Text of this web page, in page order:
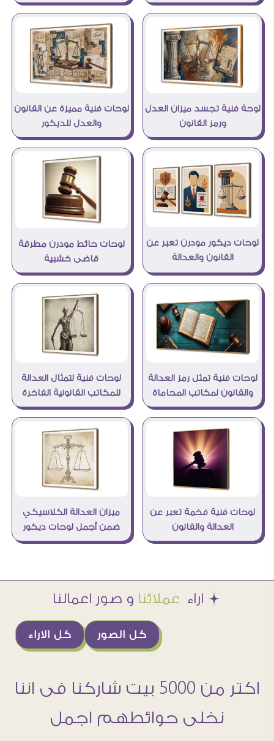
لوحة فنية تجسد ميزان العدل
ورمز القانون
لوحات فنية مميزة عن القانون
والعدل للديكور
لوحات ديكور مودرن تعبر عن
القانون والعدالة
لوحات حائط مودرن مطرقة
قاضى خشبية
لوحات فنية تمثل رمز العدالة
والقانون لمكاتب المحاماة
لوحات فنية لتمثال العدالة
للمكاتب القانونية الفاخرة
لوحات فنية فخمة تعبر عن
العدالة والقانون
ميزان العدالة الكلاسيكي
ضمن أجمل لوحات ديكور
Æ اراء عملائنا و صور اعمالنا
كل الاراء كل الصور
اكتر من 5000 بيت شاركنا فى اننا
نخلى حوائطهم اجمل